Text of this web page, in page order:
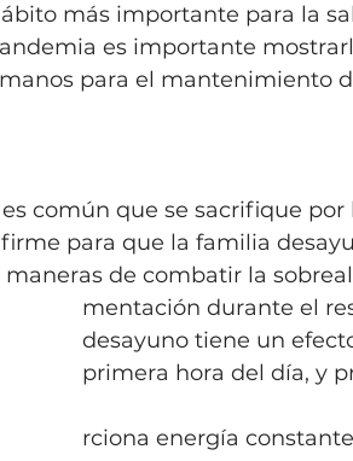
más importante para la
es importante
para el mantenimiento
para que la familia
de combatir la
mentación durante el
desayuno tiene un
primera hora del día, y
rciona energía